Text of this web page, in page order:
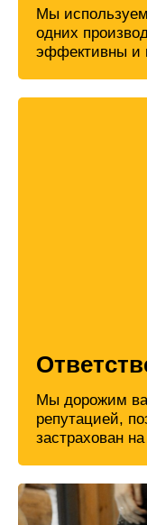
Мы
одних
эффективны и
Мы дорожим
репутацией,
застрахован